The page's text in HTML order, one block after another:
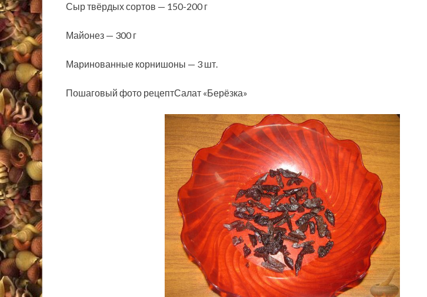
Сыр твёрдых сортов — 150-200 г
Майонез — 300 г
Маринованные корнишоны — 3 шт.
Пошаговый фото рецептСалат «Берёзка»